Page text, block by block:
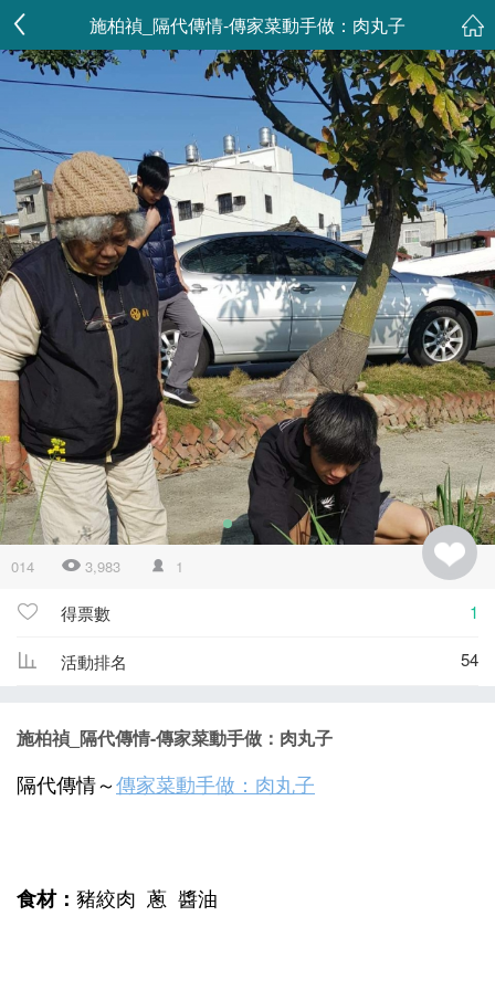
施柏禎_隔代傳情-傳家菜動手做：肉丸子
014 3,983 1
得票數 1
活動排名 54
施柏禎_隔代傳情-傳家菜動手做：肉丸子
隔代傳情～ 傳家菜動手做：肉丸子
食材： 豬絞肉 蔥 醬油